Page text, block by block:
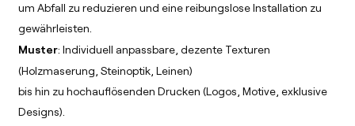
um Abfall zu reduzieren und eine reibungslose Installation zu
gewährleisten.
Muster: Individuell anpassbare, dezente Texturen
(Holzmaserung, Steinoptik, Leinen)
bis hin zu hochauflösenden Drucken (Logos, Motive, exklusive
Designs).